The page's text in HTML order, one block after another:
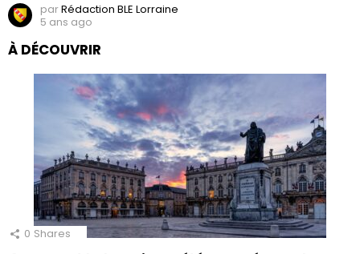
parRédaction BLE Lorraine
5 ans ago
À DÉCOUVRIR
0 Shares